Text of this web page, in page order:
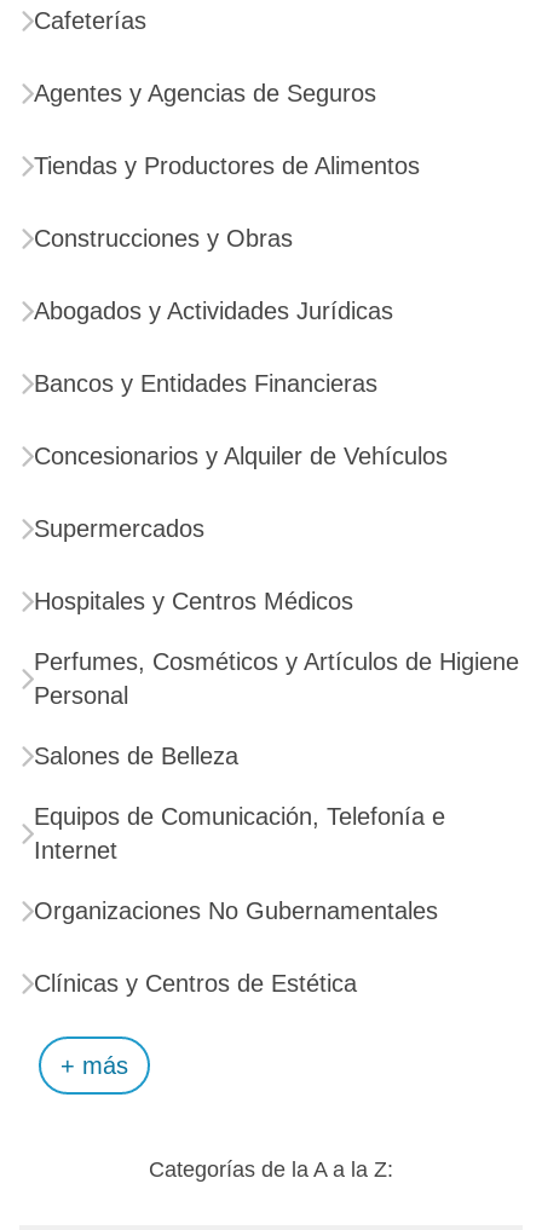
Cafeterías
Agentes y Agencias de Seguros
Tiendas y Productores de Alimentos
Construcciones y Obras
Abogados y Actividades Jurídicas
Bancos y Entidades Financieras
Concesionarios y Alquiler de Vehículos
Supermercados
Hospitales y Centros Médicos
Perfumes, Cosméticos y Artículos de Higiene
Personal
Salones de Belleza
Equipos de Comunicación, Telefonía e
Internet
Organizaciones No Gubernamentales
Clínicas y Centros de Estética
+ más
Categorías de la A a la Z: